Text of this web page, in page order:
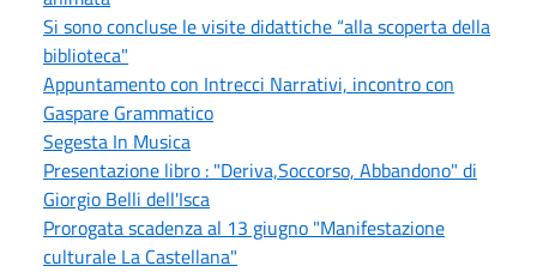
Si sono concluse le visite didattiche “alla scoperta della
biblioteca"
Appuntamento con Intrecci Narrativi, incontro con
Gaspare Grammatico
Segesta In Musica
Presentazione libro : "Deriva,Soccorso, Abbandono" di
Giorgio Belli dell'Isca
Prorogata scadenza al 13 giugno "Manifestazione
culturale La Castellana"